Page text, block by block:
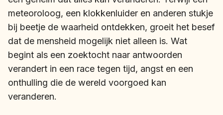
meteoroloog, een klokkenluider en anderen stukje
bij beetje de waarheid ontdekken, groeit het besef
dat de mensheid mogelijk niet alleen is. Wat
begint als een zoektocht naar antwoorden
verandert in een race tegen tijd, angst en een
onthulling die de wereld voorgoed kan
veranderen.